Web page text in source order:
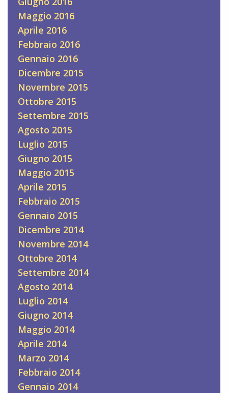
Maggio 2016
Aprile 2016
Febbraio 2016
Gennaio 2016
Dicembre 2015
Novembre 2015
Ottobre 2015
Settembre 2015
Agosto 2015
Luglio 2015
Giugno 2015
Maggio 2015
Aprile 2015
Febbraio 2015
Gennaio 2015
Dicembre 2014
Novembre 2014
Ottobre 2014
Settembre 2014
Agosto 2014
Luglio 2014
Giugno 2014
Maggio 2014
Aprile 2014
Marzo 2014
Febbraio 2014
Gennaio 2014